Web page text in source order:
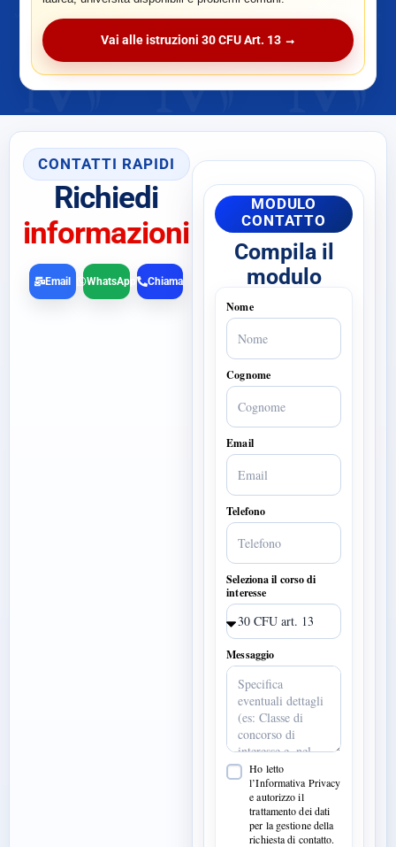
Vai alle istruzioni 30 CFU Art. 13 →
CONTATTI RAPIDI
Richiedi
informazioni
Chiama
Email WhatsApp
MODULO
CONTATTO
Compila il
modulo
Nome
Cognome
Email
Telefono
Seleziona il corso di
interesse
Messaggio
Ho letto
l’Informativa Privacy
e autorizzo il
trattamento dei dati
per la gestione della
richiesta di contatto.